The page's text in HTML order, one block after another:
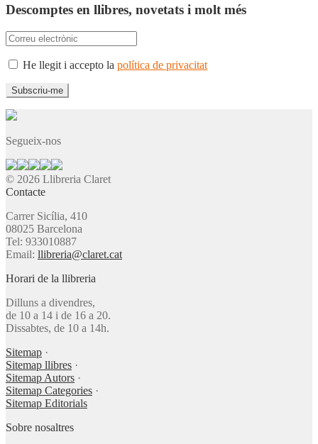
Descomptes en llibres, novetats i molt més
He llegit i accepto la política de privacitat
Segueix-nos
© 2026 Llibreria Claret
Contacte
Carrer Sicília, 410
08025 Barcelona
Tel: 933010887
Email: llibreria@claret.cat
Horari de la llibreria
Dilluns a divendres,
de 10 a 14 i de 16 a 20.
Dissabtes, de 10 a 14h.
Sitemap ·
Sitemap llibres ·
Sitemap Autors ·
Sitemap Categories ·
Sitemap Editorials
Sobre nosaltres